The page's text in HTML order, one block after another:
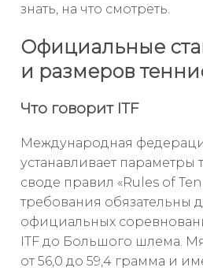
знать, на что смотреть.
Официальные
и размеров
Что говорит ITF
Международная
устанавливает параметры
своде правил «Rules of
требования обязательны
официальных
ITF до Большого шлема.
от 56,0 до 59,4 грамма и